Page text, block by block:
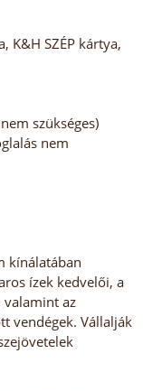
K&H SZÉP kártya,
szükséges)
nem
kínálatában
ízek kedvelői, a
valamint az
vendégek. Vállalják